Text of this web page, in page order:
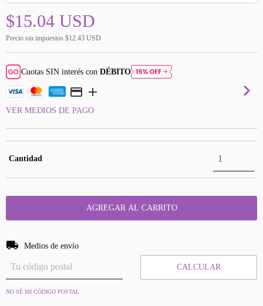
$15.04 USD
Precio sin impuestos $12.43 USD
Cuotas SIN interés conDÉBITO
VER MEDIOS DE PAGO
Cantidad
Entregas para el CP:
Medios de envío
CALCULAR
NO SÉ MI CÓDIGO POSTAL